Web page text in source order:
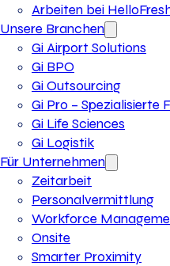
Arbeiten bei
Unsere Branchen
Gi Airport Solutions
Gi BPO
Gi Outsourcing
Gi Pro – Spezialisierte
Gi Life Sciences
Gi Logistik
Für Unternehmen
Zeitarbeit
Personalvermittlung
Workforce
Onsite
Smarter Proximity